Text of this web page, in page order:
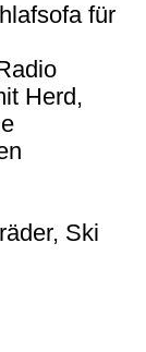
für
Herd,
Ski